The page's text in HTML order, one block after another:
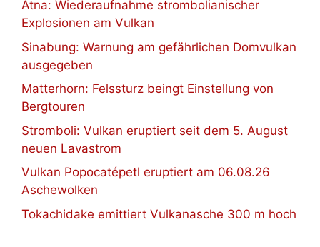
Ätna: Wiederaufnahme strombolianischer
Explosionen am Vulkan
Sinabung: Warnung am gefährlichen Domvulkan
ausgegeben
Matterhorn: Felssturz beingt Einstellung von
Bergtouren
Stromboli: Vulkan eruptiert seit dem 5. August
neuen Lavastrom
Vulkan Popocatépetl eruptiert am 06.08.26
Aschewolken
Tokachidake emittiert Vulkanasche 300 m hoch